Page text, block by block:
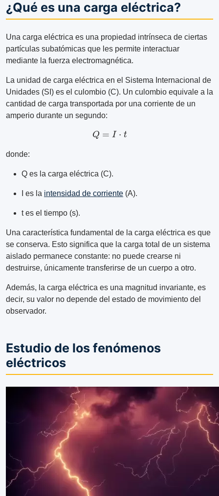
¿Qué es una carga eléctrica?
Una carga eléctrica es una propiedad intrínseca de ciertas
partículas subatómicas que les permite interactuar
mediante la fuerza electromagnética.
La unidad de carga eléctrica en el Sistema Internacional de
Unidades (SI) es el culombio (C). Un culombio equivale a la
cantidad de carga transportada por una corriente de un
amperio durante un segundo:
I⋅
donde:
Q es la carga eléctrica (C).
I es la intensidad de corriente (A).
t es el tiempo (s).
Una característica fundamental de la carga eléctrica es que
se conserva. Esto significa que la carga total de un sistema
aislado permanece constante: no puede crearse ni
destruirse, únicamente transferirse de un cuerpo a otro.
Además, la carga eléctrica es una magnitud invariante, es
decir, su valor no depende del estado de movimiento del
observador.
Estudio de los fenómenos
eléctricos